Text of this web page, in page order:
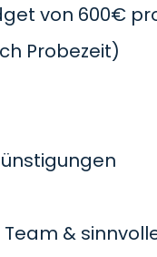
von 600€
Probezeit)
&